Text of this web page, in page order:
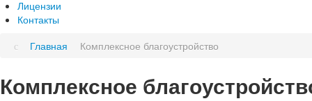
Лицензии
Контакты
Главная
Комплексное благоустройство
Комплексное